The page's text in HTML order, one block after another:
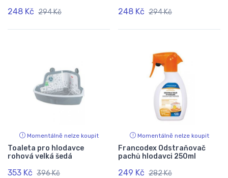
248 Kč 294 Kč 248 Kč 294 Kč
Momentálně nelze koupit
Toaleta pro hlodavce
rohová velká šedá
353 Kč 396 Kč
Momentálně nelze koupit
Francodex Odstraňovač
pachů hlodavci 250ml
249 Kč 282 Kč